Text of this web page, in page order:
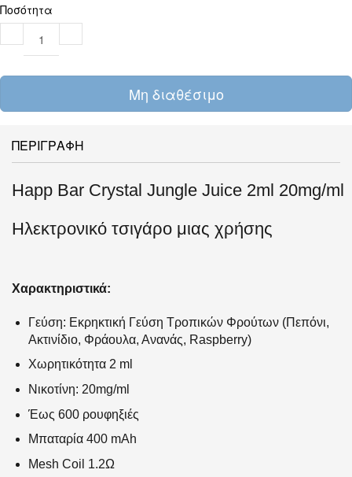
Ποσότητα
Μη διαθέσιμο
ΠΕΡΙΓΡΑΦΗ
Happ Bar Crystal Jungle Juice 2ml 20mg/ml
Ηλεκτρονικό τσιγάρο μιας χρήσης
Χαρακτηριστικά:
Γεύση: Εκρηκτική Γεύση Τροπικών Φρούτων (Πεπόνι,
Ακτινίδιο, Φράουλα, Ανανάς, Raspberry)
Χωρητικότητα 2 ml
Νικοτίνη: 20mg/ml
Έως 600 ρουφηξιές
Μπαταρία 400 mAh
Mesh Coil 1.2Ω